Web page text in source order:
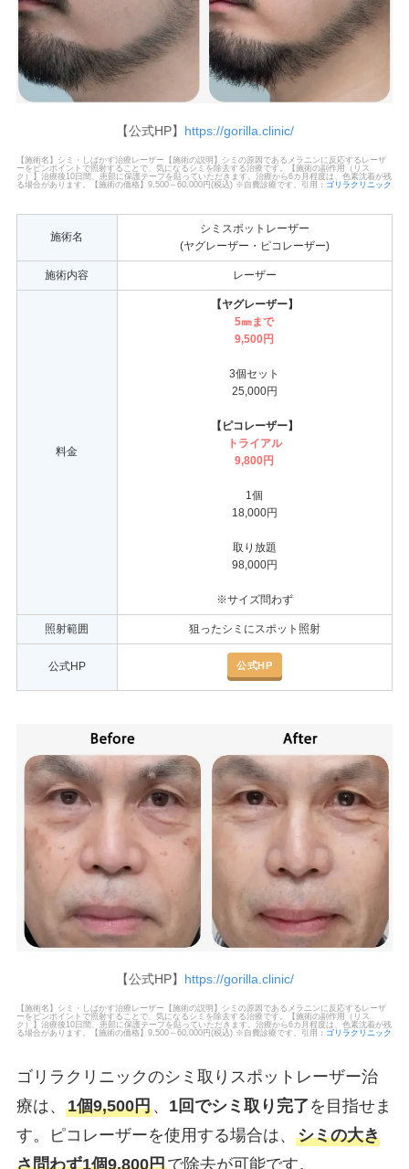
【公式HP】 https://gorilla.clinic/
【施術名】シミ・しばかす治療レーザー【施術の説明】シミの原因であるメラニンに反応するレーザ
ーをピンポイントで照射することで、気になるシミを除去する治療です。【施術の副作用（リス
ク）】治療後10日間、患部に保護テープを貼っていただきます。治療から6カ月程度は、色素沈着が残
る場合があります。【施術の価格】9,500～60,000円(税込) ※自費診療です。引用： ゴリラクリニック
施術名
シミスポットレーザー
(ヤグレーザー・ピコレーザー)
施術内容 レーザー
料金
【ヤグレーザー】
5㎜まで
9,500円
3個セット
25,000円
【ピコレーザー】
トライアル
9,800円
1個
18,000円
取り放題
98,000円
※サイズ問わず
照射範囲 狙ったシミにスポット照射
公式HP 公式HP
【公式HP】 https://gorilla.clinic/
【施術名】シミ・しばかす治療レーザー【施術の説明】シミの原因であるメラニンに反応するレーザ
ーをピンポイントで照射することで、気になるシミを除去する治療です。【施術の副作用（リス
ク）】治療後10日間、患部に保護テープを貼っていただきます。治療から6カ月程度は、色素沈着が残
る場合があります。【施術の価格】9,500～60,000円(税込) ※自費診療です。引用： ゴリラクリニック
ゴリラクリニックのシミ取りスポットレーザー治
療は、 1個9,500円、 1回でシミ取り完了 を目指せま
す。ピコレーザーを使用する場合は、 シミの大き
さ問わず1個9,800円で除去が可能です。